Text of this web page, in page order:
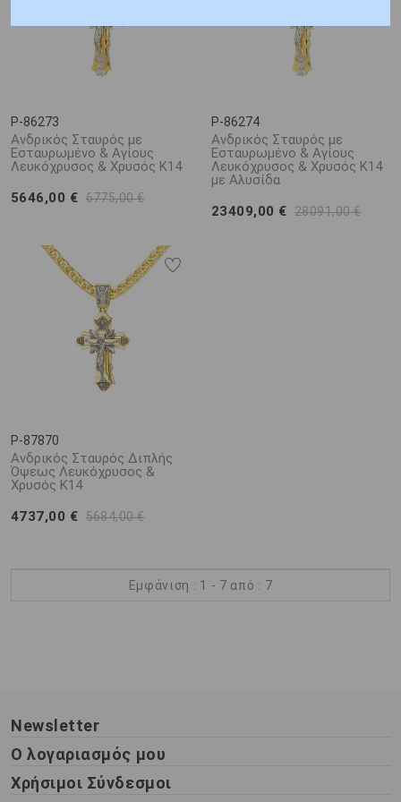
P-86273
Ανδρικός Σταυρός με
Εσταυρωμένο & Αγίους
Λευκόχρυσος & Χρυσός K14
5646,00 € 6775,00 €
P-86274
Ανδρικός Σταυρός με
Εσταυρωμένο & Αγίους
Λευκόχρυσος & Χρυσός K14
με Αλυσίδα
23409,00 € 28091,00 €
P-87870
Ανδρικός Σταυρός Διπλής
Όψεως Λευκόχρυσος &
Χρυσός K14
4737,00 € 5684,00 €
Εμφάνιση : 1 - 7 από : 7
Newsletter
Ο λογαριασμός μου
Χρήσιμοι Σύνδεσμοι